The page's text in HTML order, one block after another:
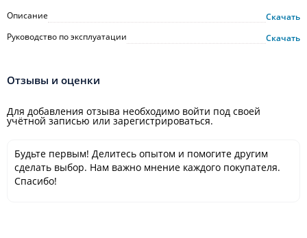
Описание
Скачать
Руководство по эксплуатации
Скачать
Отзывы и оценки
Для добавления отзыва необходимо войти под своей
учётной записью или зарегистрироваться.
Будьте первым! Делитесь опытом и помогите другим
сделать выбор. Нам важно мнение каждого покупателя.
Спасибо!